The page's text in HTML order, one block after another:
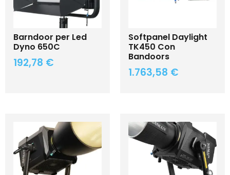
Barndoor per Led
Dyno 650C
192,78 €
Softpanel Daylight
TK450 Con
Bandoors
1.763,58 €